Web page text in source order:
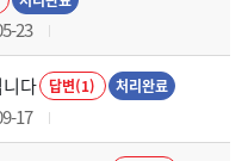
23
다 답변(1) 처리완료
17